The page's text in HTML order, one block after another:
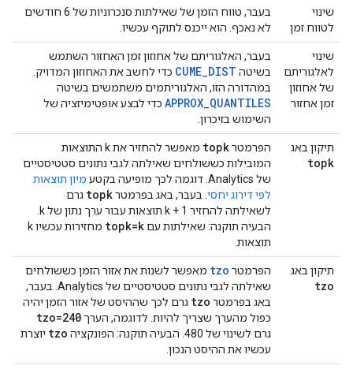
שינוי
לטווח זמן
בעבר, טווח הזמן של שאילתות סנכרוניות של 6 חודשים
לא נאכף. הוא ייכנס לתוקף עכשיו.
שינוי
לאלגוריתם
של אחוזון
זמן אחזור
בעבר, האלגוריתם של אחוזון זמן האחזור השתמש
בשיטה CUME_DIST כדי לחשב את האחוזון המדויק.
במהדורה הזו, האלגוריתמים משתמשים בשיטה
APPROX_QUANTILES כדי לבצע אופטימיזציה של
השימוש בזיכרון.
תיקון באג
topk
הפרמטרtopk
מאפשר להחזיר את k התוצאות
המובילות כששולחים שאילתה לגבי נתונים סטטיסטיים
של Analytics. דוגמה לכך מופיעה בקטע
מִיון תוצאות
לפי דירוג יחסי . בעבר, באג בפרמטרtopk גרם
הבעיה תוקנה: שאילתות עם topk=k
מחזירות עכשיו k
תוצאות.
תיקון באג
tzo
הפרמטר tzo מאפשר לשנות את אזור הזמן כששולחים
שאילתה לגבי נתונים סטטיסטיים של Analytics. בעבר,
באג בפרמטר tzo גרם לכך שההיסט של אזור הזמן יהיה
כפול מהערך שצריך להיות. לדוגמה, הערך tzo=240
גרם לשינוי של 480. הבעיה תוקנה: הפונקציה tzo יוצרת
עכשיו את ההיסט הנכון.